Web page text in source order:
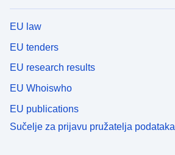
EU law
EU tenders
EU research results
EU Whoiswho
EU publications
Sučelje za prijavu pružatelja podataka